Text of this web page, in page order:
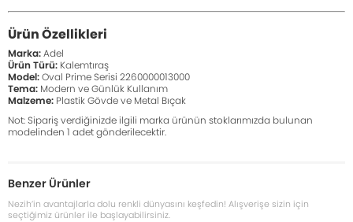
Ürün Özellikleri
Marka:Adel
Ürün Türü: Kalemtıraş
Model:Oval Prime Serisi 2260000013000
Tema: Modern ve Günlük Kullanım
Malzeme: Plastik Gövde ve Metal Bıçak
Not: Sipariş verdiğinizde ilgili marka ürünün stoklarımızda bulunan
modelinden 1 adet gönderilecektir.
Benzer Ürünler
Nezih’in avantajlarla dolu renkli dünyasını keşfedin! Alışverişe sizin için
seçtiğimiz ürünler ile başlayabilirsiniz.